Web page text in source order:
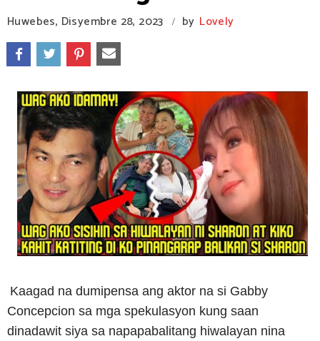
Huwebes, Disyembre 28, 2023 / by Lovely
Kaagad na dumipensa ang aktor na si Gabby
Concepcion sa mga spekulasyon kung saan
dinadawit siya sa napapabalitang hiwalayan nina